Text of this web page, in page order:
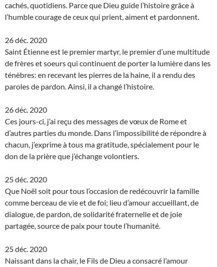
cachés, quotidiens. Parce que Dieu guide l’histoire grâce à
l’humble courage de ceux qui prient, aiment et pardonnent.
26 déc. 2020
Saint Étienne est le premier martyr, le premier d’une multitude
de frères et soeurs qui continuent de porter la lumière dans les
ténèbres: en recevant les pierres de la haine, il a rendu des
paroles de pardon. Ainsi, il a changé l’histoire.
26 déc. 2020
Ces jours-ci, j’ai reçu des messages de vœux de Rome et
d’autres parties du monde. Dans l’impossibilité de répondre à
chacun, j’exprime à tous ma gratitude, spécialement pour le
don de la prière que j’échange volontiers.
25 déc. 2020
Que Noël soit pour tous l’occasion de redécouvrir la famille
comme berceau de vie et de foi; lieu d’amour accueillant, de
dialogue, de pardon, de solidarité fraternelle et de joie
partagée, source de paix pour toute l’humanité.
25 déc. 2020
Naissant dans la chair, le Fils de Dieu a consacré l’amour